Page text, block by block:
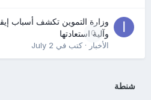
0
وزارة التموين تكشف أسباب
وآلية استعادتها
الأخبار· كتب في July 2
شنطة